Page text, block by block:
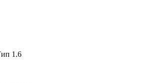
1.6